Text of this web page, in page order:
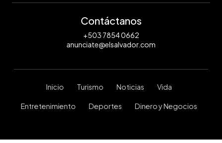
Contáctanos
+503 7854 0662
anunciate@elsalvador.com
Inicio Turismo Noticias Vida
Entretenimiento Deportes Dinero y Negocios